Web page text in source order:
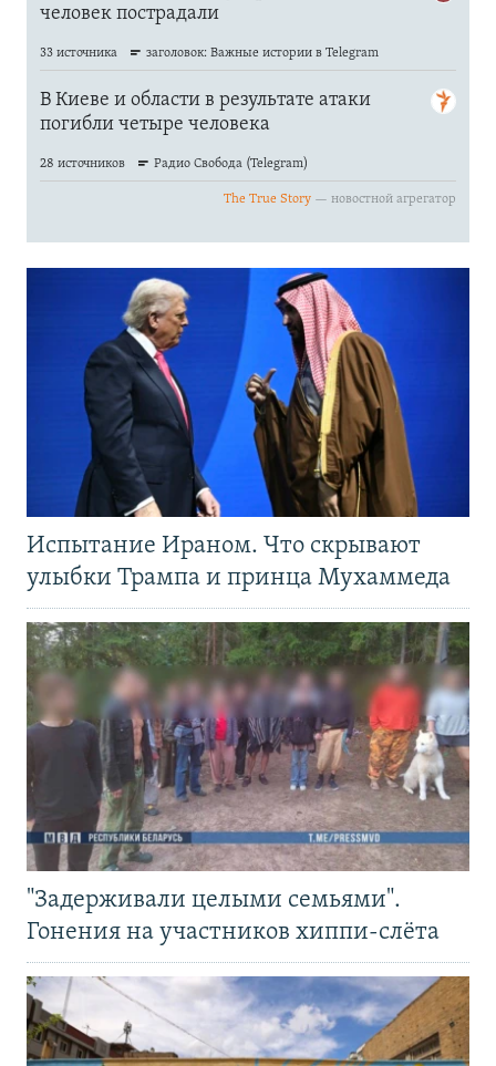
Испытание Ираном. Что скрывают
улыбки Трампа и принца Мухаммеда
"Задерживали целыми семьями".
Гонения на участников хиппи-слёта